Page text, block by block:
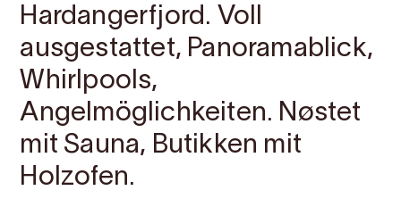
Hardangerfjord. Voll
ausgestattet, Panoramablick,
Whirlpools,
Angelmöglichkeiten. Nøstet
mit Sauna, Butikken mit
Holzofen.